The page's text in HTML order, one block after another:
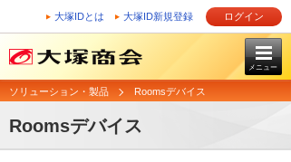
大塚IDとは 大塚ID新規登録 ログイン
メニュー
ソリューション・製品 Roomsデバイス
Roomsデバイス